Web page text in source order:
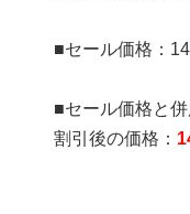
■セール価格：
■セール価格と
割引後の価格：